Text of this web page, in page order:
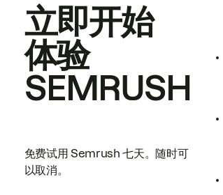
立即开始
体验
SEMRUSH
免费试用 Semrush 七天。随时可
以取消。